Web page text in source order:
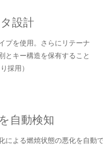
設計
プを使用。さらにリテーナ
とキー構造を保有すること
採用）
自動検知
よる燃焼状態の悪化を自動